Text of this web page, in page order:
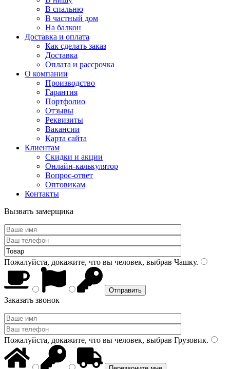
В спальню
В частный дом
На балкон
Доставка и оплата
Как сделать заказ
Доставка
Оплата и рассрочка
О компании
Производство
Гарантия
Портфолио
Отзывы
Реквизиты
Вакансии
Карта сайта
Клиентам
Скидки и акции
Онлайн-калькулятор
Вопрос-ответ
Оптовикам
Контакты
Вызвать замерщика
Пожалуйста, докажите, что вы человек, выбрав Чашку.
Заказать звонок
Пожалуйста, докажите, что вы человек, выбрав Грузовик.